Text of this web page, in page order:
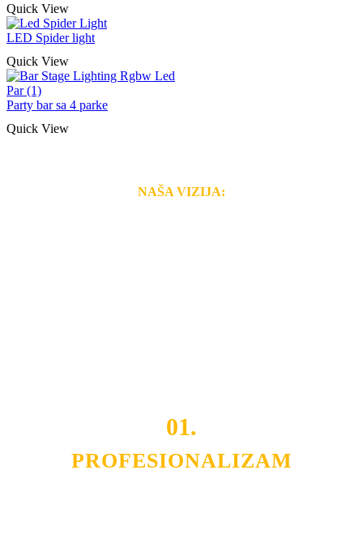
Quick View
LED Spider light
Quick View
Party bar sa 4 parke
Quick View
NAŠA VIZIJA:
01.
PROFESIONALIZAM